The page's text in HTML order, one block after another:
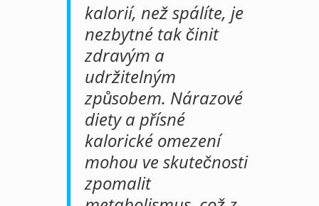
kalorií, než spálíte, je
nezbytné tak činit
zdravým a
udržitelným
způsobem. Nárazové
diety a přísné
kalorické omezení
mohou ve skutečnosti
zpomalit